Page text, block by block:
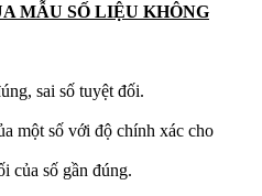
MẪU SỐ LIỆU KHÔNG
sai số tuyệt đối.
một số với độ chính xác cho
của số gần đúng.